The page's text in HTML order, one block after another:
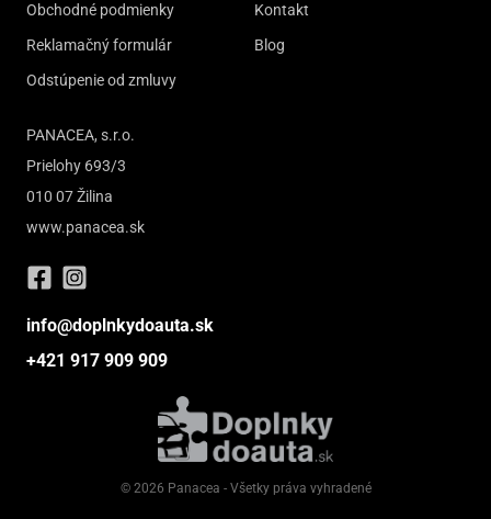
Obchodné podmienky
Reklamačný formulár
Odstúpenie od zmluvy
Kontakt
Blog
PANACEA, s.r.o.
Prielohy 693/3
010 07 Žilina
www.panacea.sk
info@doplnkydoauta.sk
+421 917 909 909
© 2026 Panacea - Všetky práva vyhradené